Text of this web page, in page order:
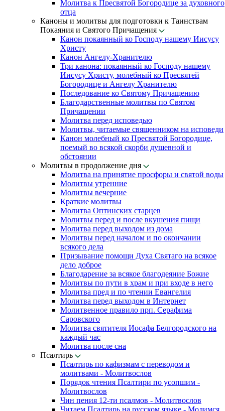
Молитва к Пресвятой Богородице за духовного
отца
Каноны и молитвы для подготовки к Таинствам
Покаяния и Святого Причащения
Канон покаянный ко Господу нашему Иисусу
Христу
Канон Ангелу-Хранителю
Три канона: покаянный ко Господу нашему
Иисусу Христу, молебный ко Пресвятей
Богородице и Ангелу Хранителю
Последование ко Святому Причащению
Благодарственные молитвы по Святом
Причащении
Молитва перед исповедью
Молитвы, читаемые священником на исповеди
Канон молебный ко Пресвятой Богородице,
поемый во всякой скорби душевной и
обстоянии
Молитвы в продолжение дня
Молитва на принятие просфоры и святой воды
Молитвы утренние
Молитвы вечерние
Краткие молитвы
Молитва Оптинских старцев
Молитвы перед и после вкушения пищи
Молитва перед выходом из дома
Молитвы перед началом и по окончании
всякого дела
Призывание помощи Духа Святаго на всякое
дело доброе
Благодарение за всякое благодеяние Божие
Молитвы по пути в храм и при входе в него
Молитва пред и по чтении Евангелия
Молитва перед выходом в Интернет
Молитвенное правило прп. Серафима
Саровского
Молитва святителя Иосафа Белгородского на
каждый час
Молитва после сна
Псалтирь
Псалтирь по кафизмам с переводом и
молитвами - Молитвослов
Порядок чтения Псалтири по усопшим -
Молитвослов
Чин пения 12-ти псалмов - Молитвослов
Читаем Псалтирь на русском языке - Молимся